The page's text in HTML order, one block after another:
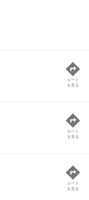
ルート
を見る
ルート
を見る
ルート
を見る